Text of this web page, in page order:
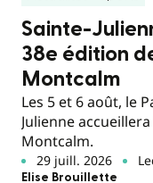
Sainte-
38e édition
Montcalm
Les 5 et 6 août, le
Julienne
Montcalm.
29 juill. 2026
Elise Brouillette